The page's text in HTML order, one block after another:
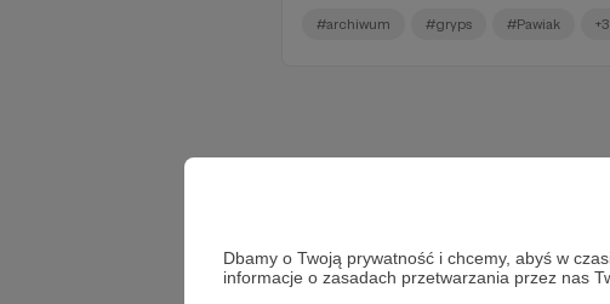
Dbamy o Twoją prywatność i chcemy, abyś w
informacje o zasadach przetwarzania przez nas
ZWZ–AK w Warszawie, zawierającej
(zaświadczenia i oświadczenia
Ravensbrück; dwa listy prywatne z 1947
trakcie opracowywania i niebawem
#archiwum #gryps #Pawiak +3